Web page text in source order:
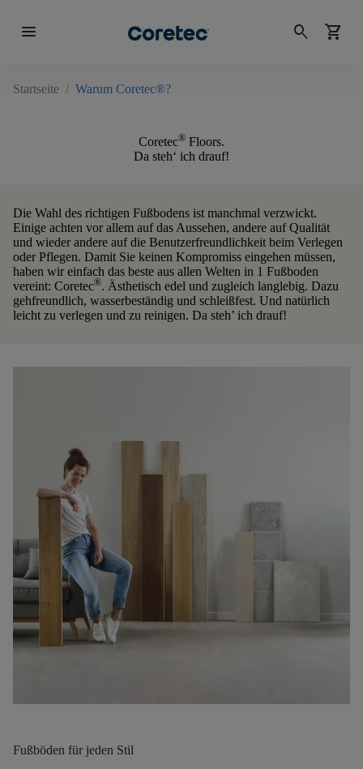
menu search shopping_cart
Startseite / Warum Coretec®?
Coretec® Floors.
Da steh‘ ich drauf!
Die Wahl des richtigen Fußbodens ist manchmal verzwickt.
Einige achten vor allem auf das Aussehen, andere auf Qualität
und wieder andere auf die Benutzerfreundlichkeit beim Verlegen
oder Pflegen. Damit Sie keinen Kompromiss eingehen müssen,
haben wir einfach das beste aus allen Welten in 1 Fußboden
vereint: Coretec®. Ästhetisch edel und zugleich langlebig. Dazu
gehfreundlich, wasserbeständig und schleißfest. Und natürlich
leicht zu verlegen und zu reinigen. Da steh’ ich drauf!
Fußböden für jeden Stil